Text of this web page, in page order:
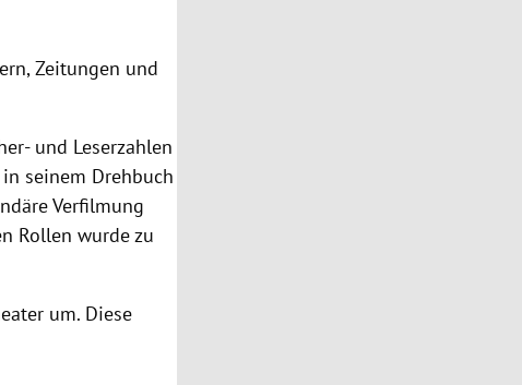
Zeitungen und
und Leserzahlen
seinem Drehbuch
Verfilmung
Rollen wurde zu
um. Diese